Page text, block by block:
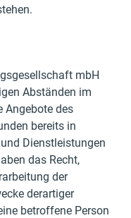
mbH
Abständen im
Angebote des
bereits in
Dienstleistungen
das Recht,
der
derartiger
betroffene Person